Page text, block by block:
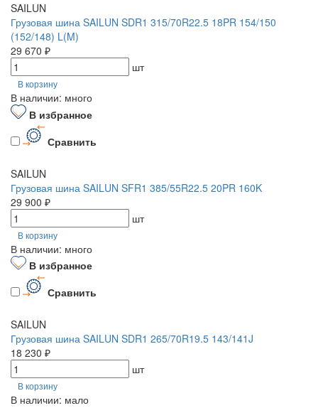
SAILUN
Грузовая шина SAILUN SDR1 315/70R22.5 18PR 154/150
(152/148) L(M)
29 670 ₽
шт
В корзину
В наличии: много
В избранное
Сравнить
SAILUN
Грузовая шина SAILUN SFR1 385/55R22.5 20PR 160K
29 900 ₽
шт
В корзину
В наличии: много
В избранное
Сравнить
SAILUN
Грузовая шина SAILUN SDR1 265/70R19.5 143/141J
18 230 ₽
шт
В корзину
В наличии: мало